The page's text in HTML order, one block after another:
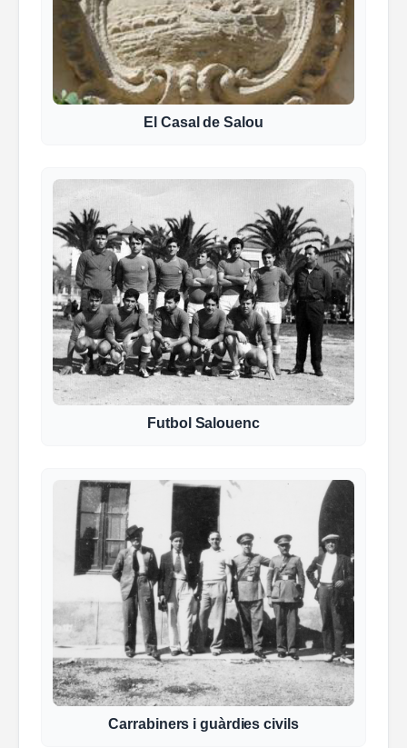
El Casal de Salou
Futbol Salouenc
Carrabiners i guàrdies civils